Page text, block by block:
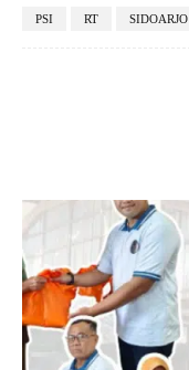
PSI RT SIDOARJO